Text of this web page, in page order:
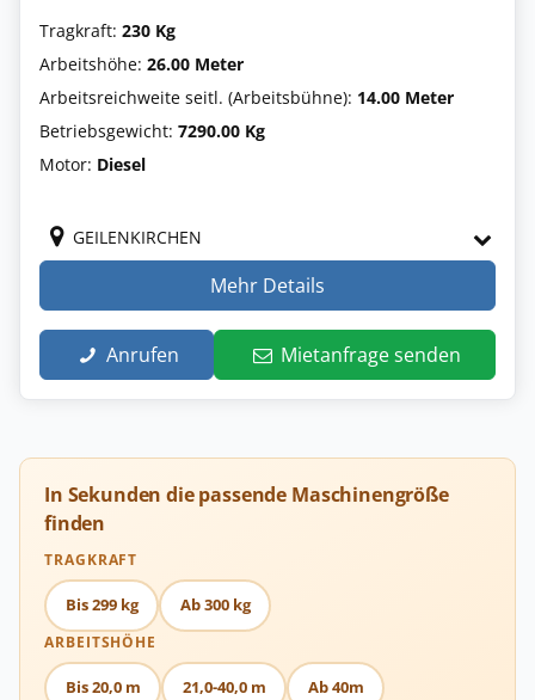
Tragkraft: 230 Kg
Arbeitshöhe: 26.00 Meter
Arbeitsreichweite seitl. (Arbeitsbühne): 14.00 Meter
Betriebsgewicht: 7290.00 Kg
Motor: Diesel
GEILENKIRCHEN
Mehr Details
Anrufen Mietanfrage senden
In Sekunden die passende Maschinengröße
finden
TRAGKRAFT
Bis 299 kg Ab 300 kg
ARBEITSHÖHE
Bis 20,0 m 21,0-40,0 m Ab 40m